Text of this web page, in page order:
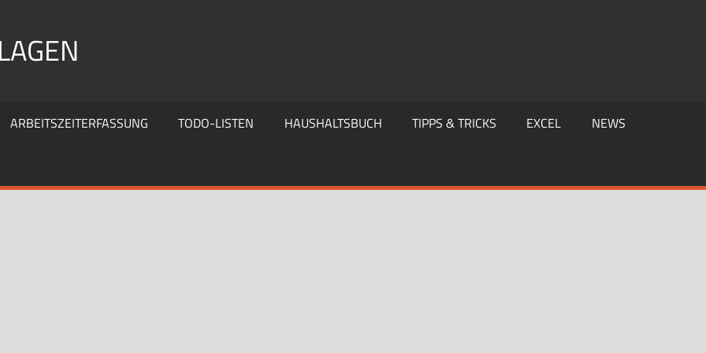
ARBEITSZEITERFASSUNG TODO-LISTEN HAUSHALTSBUCH TIPPS & TRICKS EXCEL NEWS